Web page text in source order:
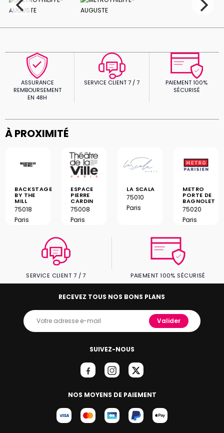
ASSURANCE
REMBOURSEMENT
EN 48H
SERVICE CLIENT 7 / 7
PAIEMENT 100%
SÉCURISÉ
À PROXIMITÉ
BACKSTAGE
BY THE
MILL
75018
Paris
ESPACE
PIERRE
CARDIN
75008
Paris
LA SCALA
75010
Paris
METRO
PORTE DE
BAGNOLET
75020
Paris
SERVICE CLIENT 7 / 7 PAIEMENT 100% SÉCURISÉ
SUIVEZ-NOUS
NOS MOYENS DE PAIEMENT
RECEVEZ TOUS NOS BONS PLANS
Valider